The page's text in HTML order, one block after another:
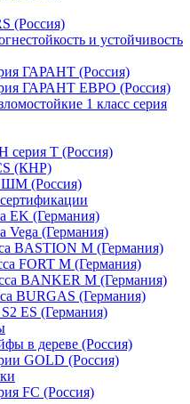
(Россия)
и устойчивость
ГАРАНТ (Россия)
ГАРАНТ ЕВРО (Россия)
1 класс серия
серия Т (Россия)
(КНР)
ШМ (Россия)
EK (Германия)
Vega (Германия)
BASTION M (Германия)
FORT M (Германия)
BANKER M (Германия)
BURGAS (Германия)
ES (Германия)
в дереве (Россия)
GOLD (Россия)
FC (Россия)